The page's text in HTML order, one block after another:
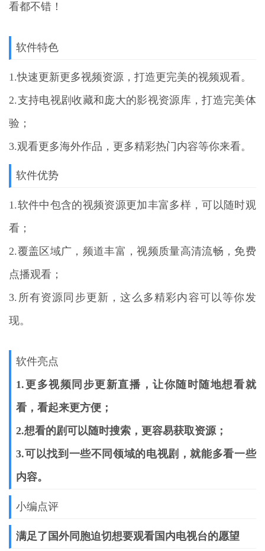
看都不错！
软件特色
1.快速更新更多视频资源，打造更完美的视频观看。
2.支持电视剧收藏和庞大的影视资源库，打造完美体
验；
3.观看更多海外作品，更多精彩热门内容等你来看。
软件优势
1.软件中包含的视频资源更加丰富多样，可以随时观
看；
2.覆盖区域广，频道丰富，视频质量高清流畅，免费
点播观看；
3.所有资源同步更新，这么多精彩内容可以等你发
现。
软件亮点
1.更多视频同步更新直播，让你随时随地想看就
看，看起来更方便；
2.想看的剧可以随时搜索，更容易获取资源；
3.可以找到一些不同领域的电视剧，就能多看一些
内容。
小编点评
满足了国外同胞迫切想要观看国内电视台的愿望